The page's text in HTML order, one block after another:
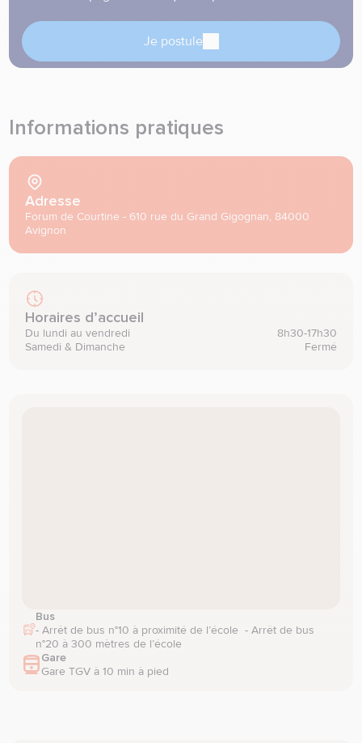
Je postule
Informations pratiques
Adresse
Forum de Courtine - 610 rue du Grand Gigognan, 84000
Avignon
Horaires d’accueil
Du lundi au vendredi
8h30-17h30
Samedi & Dimanche
Fermé
Bus
- Arrêt de bus n°10 à proximité de l’école  - Arrêt de bus
n°20 à 300 mètres de l’école
Gare
Gare TGV à 10 min à pied